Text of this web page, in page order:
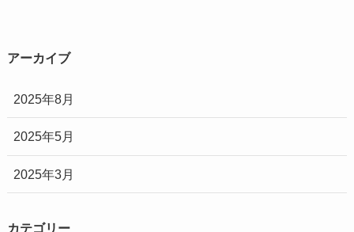
アーカイブ
2025年8月
2025年5月
2025年3月
カテゴリー